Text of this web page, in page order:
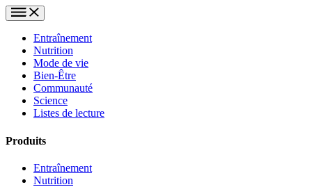
Entraînement
Nutrition
Mode de vie
Bien-Être
Communauté
Science
Listes de lecture
Produits
Entraînement
Nutrition